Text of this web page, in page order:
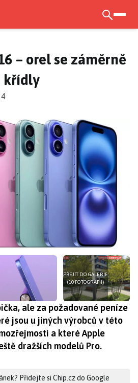
– orel se záměrně
křídly
PŘEJÍT DO GALERIE
(10 FOTOGRAFIÍ)
ale za požadované peníze
jsou u jiných výrobců v této
a které Apple
dražších modelů Pro.
Přidejte si Chip.cz do Google